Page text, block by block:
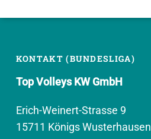
KONTAKT (BUNDESLIGA)
Top Volleys KW GmbH
Erich-Weinert-Strasse 9
15711 Königs Wusterhausen